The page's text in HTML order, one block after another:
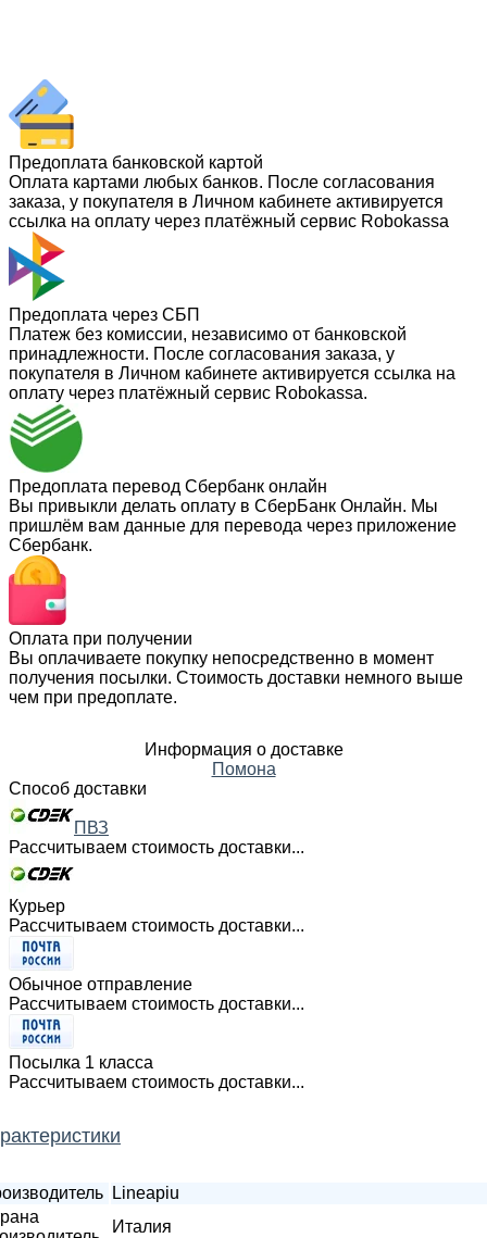
Предоплата банковской картой
Оплата картами любых банков. После согласования
заказа, у покупателя в Личном кабинете активируется
ссылка на оплату через платёжный сервис Robokassa
Предоплата через СБП
Платеж без комиссии, независимо от банковской
принадлежности. После согласования заказа, у
покупателя в Личном кабинете активируется ссылка на
оплату через платёжный сервис Robokassa.
Предоплата перевод Сбербанк онлайн
Вы привыкли делать оплату в СберБанк Онлайн. Мы
пришлём вам данные для перевода через приложение
Сбербанк.
Оплата при получении
Вы оплачиваете покупку непосредственно в момент
получения посылки. Стоимость доставки немного выше
чем при предоплате.
Информация о доставке
Помона
Способ доставки
ПВЗ
Рассчитываем стоимость доставки...
Курьер
Рассчитываем стоимость доставки...
Обычное отправление
Рассчитываем стоимость доставки...
Посылка 1 класса
Рассчитываем стоимость доставки...
Lineapiu
Италия